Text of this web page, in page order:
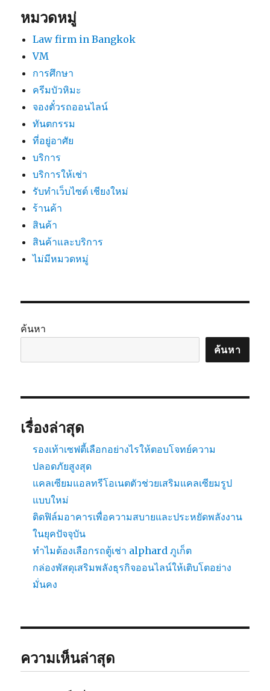
หมวดหมู่
Law firm in Bangkok
VM
การศึกษา
ครีมบัวหิมะ
จองตั๋วรถออนไลน์
ทันตกรรม
ที่อยู่อาศัย
บริการ
บริการให้เช่า
รับทำเว็บไซต์ เชียงใหม่
ร้านค้า
สินค้า
สินค้าและบริการ
ไม่มีหมวดหมู่
ค้นหา
ค้นหา
เรื่องล่าสุด
รองเท้าเซฟตี้เลือกอย่างไรให้ตอบโจทย์ความ
ปลอดภัยสูงสุด
แคลเซียมแอลทรีโอเนตตัวช่วยเสริมแคลเซียมรูป
แบบใหม่
ติดฟิล์มอาคารเพื่อความสบายและประหยัดพลังงาน
ในยุคปัจจุบัน
ทำไมต้องเลือกรถตู้เช่า alphard ภูเก็ต
กล่องพัสดุเสริมพลังธุรกิจออนไลน์ให้เติบโตอย่าง
มั่นคง
ความเห็นล่าสุด